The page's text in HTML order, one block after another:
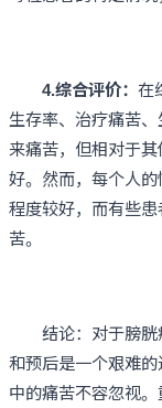
4.综合评价： 在
生存率、治疗痛苦
来痛苦，但相对于
好。然而，每个人
程度较好，而有些
苦。
结论：对于膀胱
和预后是一个艰难
中的痛苦不容忽视